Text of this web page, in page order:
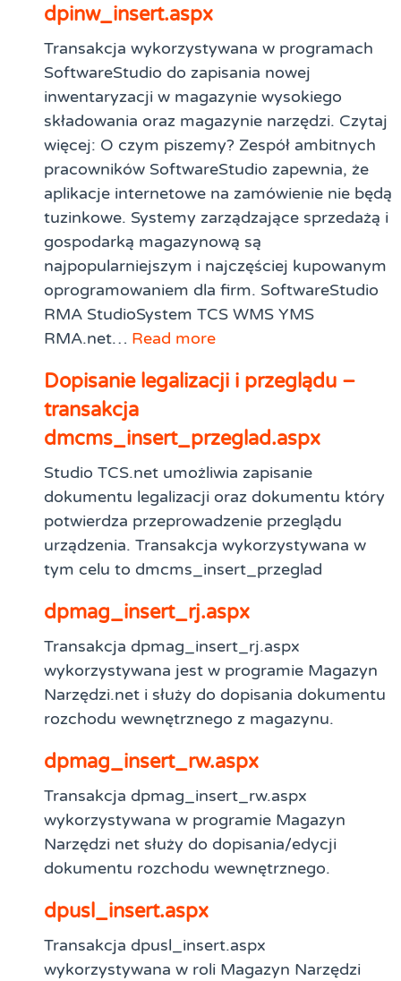
dpinw_insert.aspx
Transakcja wykorzystywana w programach
SoftwareStudio do zapisania nowej
inwentaryzacji w magazynie wysokiego
składowania oraz magazynie narzędzi. Czytaj
więcej: O czym piszemy? Zespół ambitnych
pracowników SoftwareStudio zapewnia, że
aplikacje internetowe na zamówienie nie będą
tuzinkowe. Systemy zarządzające sprzedażą i
gospodarką magazynową są
najpopularniejszym i najczęściej kupowanym
oprogramowaniem dla firm. SoftwareStudio
RMA StudioSystem TCS WMS YMS
RMA.net… Read more
Dopisanie legalizacji i przeglądu –
transakcja
dmcms_insert_przeglad.aspx
Studio TCS.net umożliwia zapisanie
dokumentu legalizacji oraz dokumentu który
potwierdza przeprowadzenie przeglądu
urządzenia. Transakcja wykorzystywana w
tym celu to dmcms_insert_przeglad
dpmag_insert_rj.aspx
Transakcja dpmag_insert_rj.aspx
wykorzystywana jest w programie Magazyn
Narzędzi.net i służy do dopisania dokumentu
rozchodu wewnętrznego z magazynu.
dpmag_insert_rw.aspx
Transakcja dpmag_insert_rw.aspx
wykorzystywana w programie Magazyn
Narzędzi net służy do dopisania/edycji
dokumentu rozchodu wewnętrznego.
dpusl_insert.aspx
Transakcja dpusl_insert.aspx
wykorzystywana w roli Magazyn Narzędzi